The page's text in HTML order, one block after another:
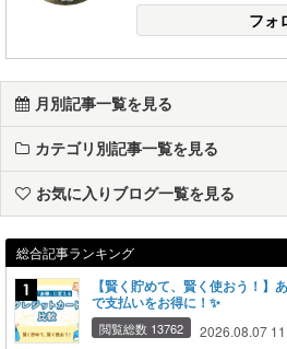
フォ
月別記事一覧を見る
カテゴリ別記事一覧を見る
お気に入りブログ一覧を見る
総合記事ランキング
【賢く貯めて、賢く使おう！】
で支払いをお得に！✨
閲覧総数 13762 2026.08.07